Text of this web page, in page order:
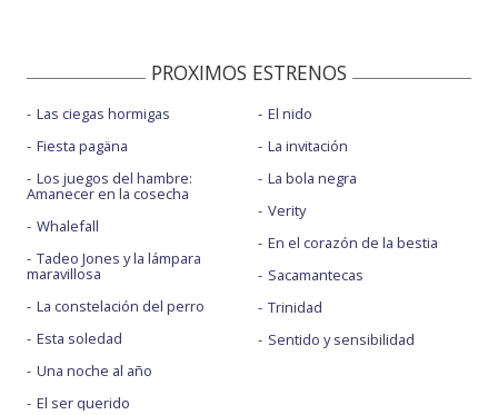
PROXIMOS ESTRENOS
Las ciegas hormigas
Fiesta pagäna
Los juegos del hambre:
Amanecer en la cosecha
Whalefall
Tadeo Jones y la lámpara
maravillosa
La constelación del perro
Esta soledad
Una noche al año
El ser querido
El nido
La invitación
La bola negra
Verity
En el corazón de la bestia
Sacamantecas
Trinidad
Sentido y sensibilidad